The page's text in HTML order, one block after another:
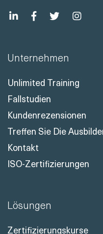
Unternehmen
Unlimited Training
Fallstudien
Kundenrezensionen
Treffen Sie Die
Kontakt
ISO-Zertifizierungen
Lösungen
Zertifizierungskurse